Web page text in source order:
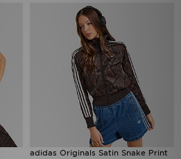
adidas Originals Satin Snake Print